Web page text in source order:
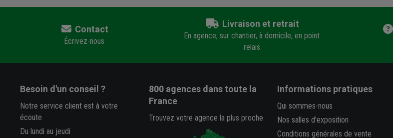
Contact
Écrivez-nous
Livraison et retrait
En agence, sur chantier, à domicile, en point
relais
Besoin d'un conseil ?
Notre service client est à votre
écoute
Du lundi au jeudi
800 agencesdans toute la
France
Trouvez votre agence la plus proche
Informations pratiques
Qui sommes-nous
Nos salles d'exposition
Conditions générales de vente